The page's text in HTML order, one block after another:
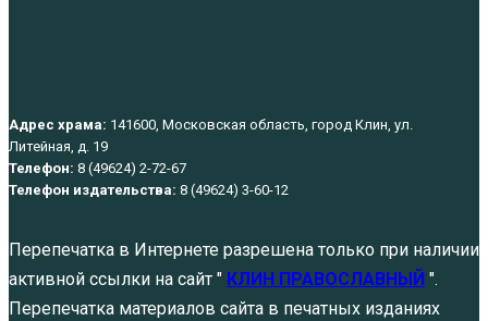
Адрес храма: 141600, Московская область, город Клин, ул.
Литейная, д. 19
Телефон: 8 (49624) 2-72-67
Телефон издательства: 8 (49624) 3-60-12
Перепечатка в Интернете разрешена только при наличии
активной ссылки на сайт " КЛИН ПРАВОСЛАВНЫЙ ".
Перепечатка материалов сайта в печатных изданиях